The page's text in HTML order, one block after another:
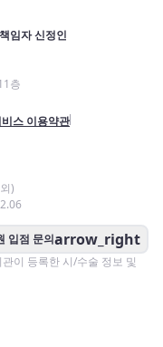
임자 신정인
층
스 이용약관
)
입점 문의arrow_right
이 등록한 시/수술 정보 및